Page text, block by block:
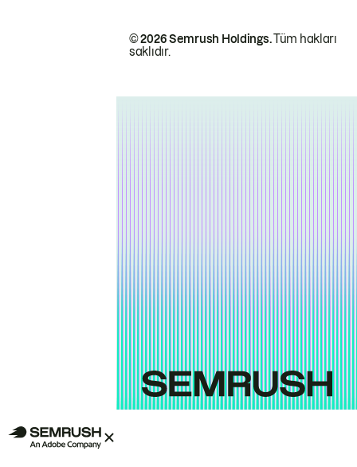
© 2026 Semrush Holdings.Tüm hakları
saklıdır.